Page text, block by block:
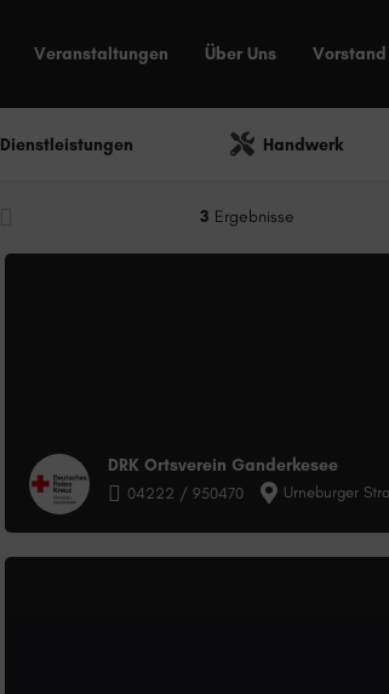
Veranstaltungen Über Uns Vorstand
Dienstleistungen Handwerk
3 Ergebnisse
DRK Ortsverein Ganderkesee
04222 / 950470 Urneburger